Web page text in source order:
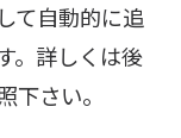
て自動的に追
。詳しくは後
下さい。